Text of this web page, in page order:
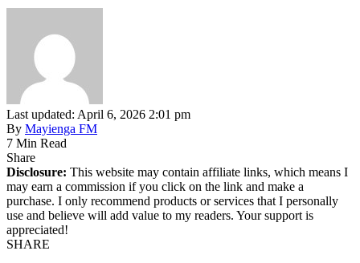
Last updated: April 6, 2026 2:01 pm
By Mayienga FM
7 Min Read
Share
Disclosure: This website may contain affiliate links, which means I
may earn a commission if you click on the link and make a
purchase. I only recommend products or services that I personally
use and believe will add value to my readers. Your support is
appreciated!
SHARE